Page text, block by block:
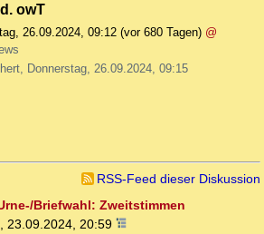
owT
26.09.2024, 09:12 (vor 680 Tagen) @
Donnerstag, 26.09.2024, 09:15
RSS-Feed dieser Diskussion
Briefwahl: Zweitstimmen
, 23.09.2024, 20:59